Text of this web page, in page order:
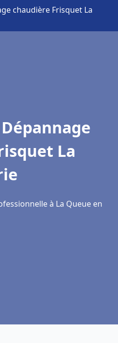
chaudière Frisquet La
La
à La Queue en